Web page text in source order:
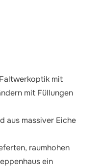
mit
mit Füllungen
aus massiver Eiche
raumhohen
ein